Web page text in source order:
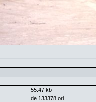
55.47 kb
de 133378 ori